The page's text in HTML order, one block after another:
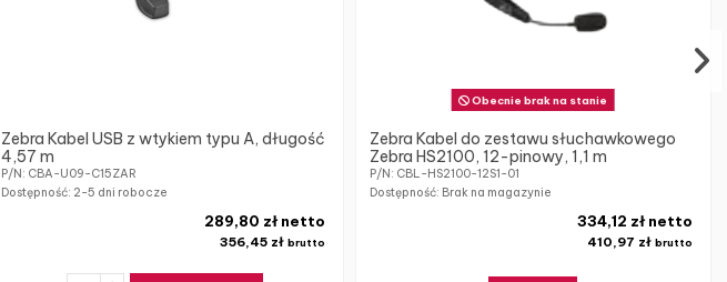
Zebra Kabel USB z wtykiem typu A, długość
4,57 m
P/N: CBA-U09-C15ZAR
Dostępność: 2-5 dni robocze
356,45 zł brutto
289,80 zł netto
Obecnie brak na stanie
Zebra Kabel do zestawu słuchawkowego
Zebra HS2100, 12-pinowy, 1,1 m
P/N: CBL-HS2100-12S1-01
Dostępność: Brak na magazynie
410,97 zł brutto
334,12 zł netto